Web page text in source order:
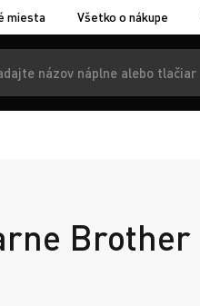
miesta Všetko o nákupe
Brother